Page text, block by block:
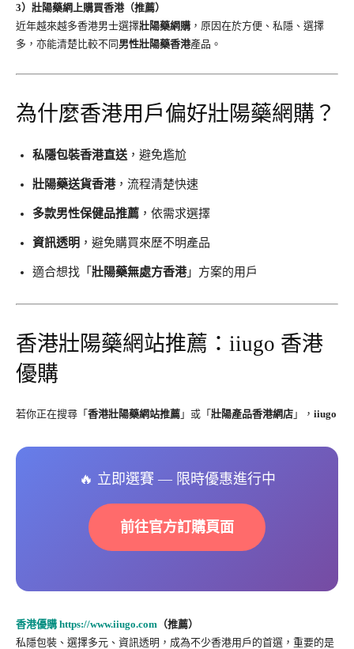
3）壯陽藥網上購買香港（推薦）
近年越來越多香港男士選擇壯陽藥網購 ，原因在於方便、私隱、選擇
多，亦能清楚比較不同 男性壯陽藥香港產品。
為什麼香港用戶偏好壯陽藥網購？
私隱包裝香港直送 ，避免尷尬
壯陽藥送貨香港，流程清楚快速
多款男性保健品推薦 ，依需求選擇
資訊透明 ，避免購買來歷不明產品
適合想找「 壯陽藥無處方香港」方案的用戶
香港壯陽藥網站推薦：iiugo 香港
優購
若你正在搜尋「 香港壯陽藥網站推薦 」或「 壯陽產品香港網店 」， iiugo
🔥 立即選賽 — 限時優惠進行中
前往官方訂購頁面
香港優購 https://www.iiugo.com （推薦）
私隱包裝、選擇多元、資訊透明，成為不少香港用戶的首選，重要的是